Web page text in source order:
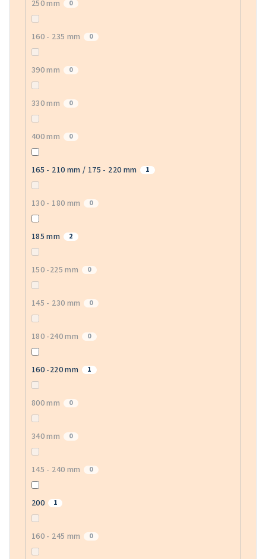
250 mm 0
160 - 235 mm 0
390 mm 0
330 mm 0
400 mm 0
165 - 210 mm / 175 - 220 mm 1
130 - 180 mm 0
185 mm 2
150 -225 mm 0
145 - 230 mm 0
180 -240 mm 0
160 -220 mm 1
800 mm 0
340 mm 0
145 - 240 mm 0
200 1
160 - 245 mm 0